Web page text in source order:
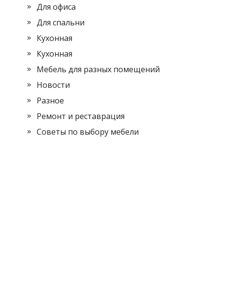
Для офиса
Для спальни
Кухонная
Кухонная
Мебель для разных помещений
Новости
Разное
Ремонт и реставрация
Советы по выбору мебели